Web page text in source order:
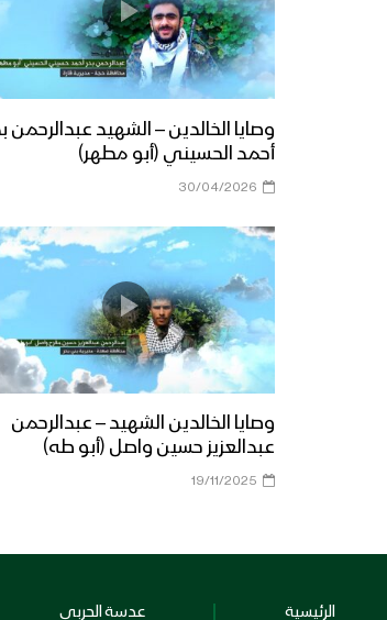
وصايا الخالدين – الشهيد عبدالرحمن
أحمد الحسيني (أبو مطهر)
30/04/2026
وصايا الخالدين الشهيد – عبدالرحمن
عبدالعزيز حسين واصل (أبو طه)
19/11/2025
الرئيسية عدسة الحربي